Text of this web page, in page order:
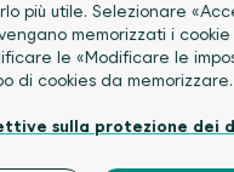
raccolta
(PDF)
(PDF)
più utile. Selezionare
memorizzati i cookie
le «Modificare le
di cookies da memorizzare.
sulla protezione dei